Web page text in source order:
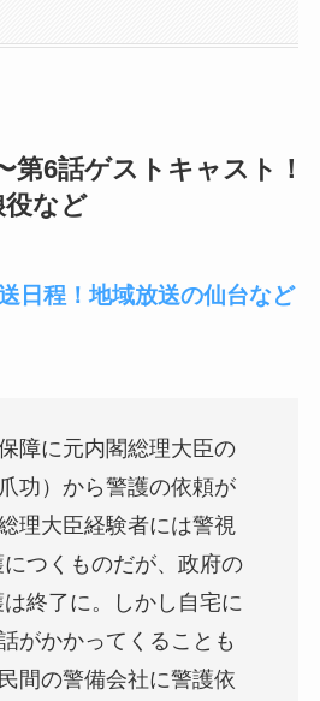
第6話ゲストキャスト！
役など
日程！地域放送の仙台など
障に元内閣総理大臣の
功）から警護の依頼が
理大臣経験者には警視
つくものだが、政府の
終了に。しかし自宅に
がかかってくることも
間の警備会社に警護依